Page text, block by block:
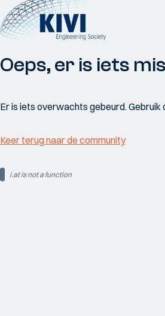
Oeps, er is iets
Er is iets overwachts gebeurd.
Keer terug naar de community
i.at is not a function